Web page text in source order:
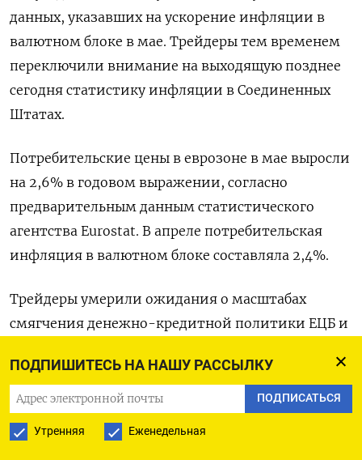
ПОДПИШИТЕСЬ НА НАШУ РАССЫЛКУ
ПОДПИСАТЬСЯ
Утренняя Еженедельная
данных, указавших на ускорение инфляции в
валютном блоке в мае. Трейдеры тем временем
переключили внимание на выходящую позднее
сегодня статистику инфляции в Соединенных
Штатах.
Потребительские цены в еврозоне в мае выросли
на 2,6% в годовом выражении, согласно
предварительным данным статистического
агентства Eurostat. В апреле потребительская
инфляция в валютном блоке составляла 2,4%.
Трейдеры умерили ожидания о масштабах
смягчения денежно-кредитной политики ЕЦБ и
снижение процентной ставки на 57 базисных
пунктов в 2024 году, что подразумевает один
шаг вниз на 25 б.п. в июне и еще один к концу
года.